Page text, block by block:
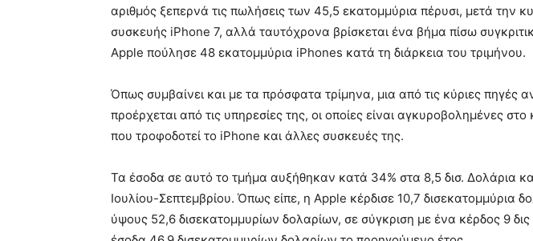
αριθμός ξεπερνά τις πωλήσεις των 45,5 εκατομμύρια πέρυσι, μετά την
συσκευής iPhone 7, αλλά ταυτόχρονα βρίσκεται ένα βήμα πίσω
Apple πούλησε 48 εκατομμύρια iPhones κατά τη διάρκεια του τριμήνου.
Όπως συμβαίνει και με τα πρόσφατα τρίμηνα, μια από τις κύριες πηγές
προέρχεται από τις υπηρεσίες της, οι οποίες είναι αγκυροβολημένες
που τροφοδοτεί το iPhone και άλλες συσκευές της.
Τα έσοδα σε αυτό το τμήμα αυξήθηκαν κατά 34% στα 8,5 δισ. Δολάρια
Ιουλίου-Σεπτεμβρίου. Όπως είπε, η Apple κέρδισε 10,7 δισεκατομμύρια
ύψους 52,6 δισεκατομμυρίων δολαρίων, σε σύγκριση με ένα κέρδος 9